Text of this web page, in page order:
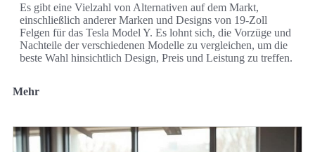
Es gibt eine Vielzahl von Alternativen auf dem Markt,
einschließlich anderer Marken und Designs von 19-Zoll
Felgen für das Tesla Model Y. Es lohnt sich, die Vorzüge und
Nachteile der verschiedenen Modelle zu vergleichen, um die
beste Wahl hinsichtlich Design, Preis und Leistung zu treffen.
Mehr